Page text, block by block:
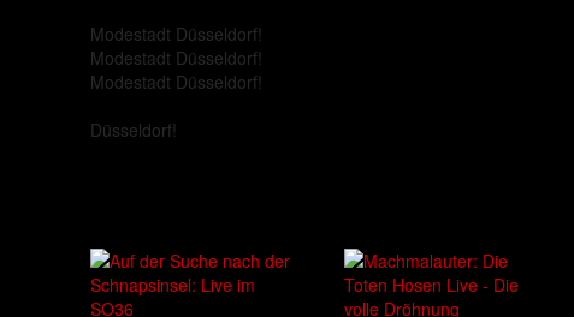
Modestadt Düsseldorf!
Modestadt Düsseldorf!
Modestadt Düsseldorf!
Düsseldorf!